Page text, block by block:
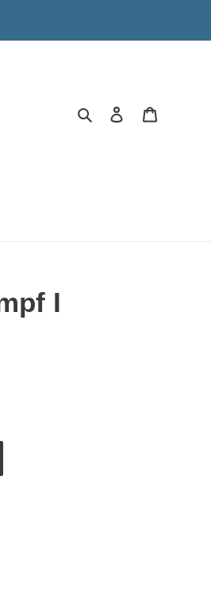
Suchen Einloggen
I